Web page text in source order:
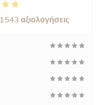
1543 αξιολογήσεις